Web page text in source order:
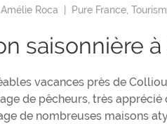
Amélie Roca Pure France,
saisonnière
vacances près de
de pêcheurs, très
de nombreuses maisons